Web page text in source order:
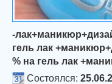
-
гель лак
% на гель лак
Состоялся: